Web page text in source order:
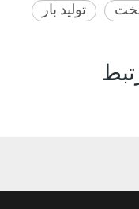
تولید بار